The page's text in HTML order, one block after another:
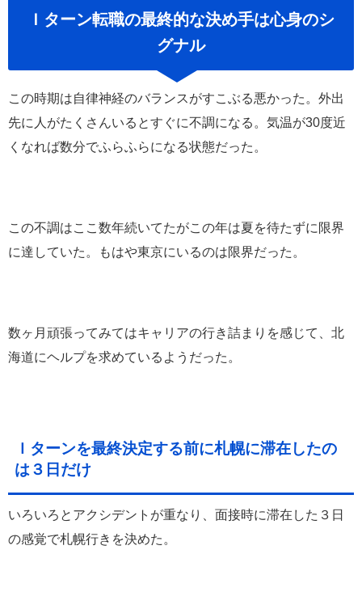
Ｉターン転職の最終的な決め手は心身のシ
グナル
この時期は自律神経のバランスがすこぶる悪かった。外出
先に人がたくさんいるとすぐに不調になる。気温が30度近
くなれば数分でふらふらになる状態だった。
この不調はここ数年続いてたがこの年は夏を待たずに限界
に達していた。もはや東京にいるのは限界だった。
数ヶ月頑張ってみてはキャリアの行き詰まりを感じて、北
海道にヘルプを求めているようだった。
Ｉターンを最終決定する前に札幌に滞在したの
は３日だけ
いろいろとアクシデントが重なり、面接時に滞在した３日
の感覚で札幌行きを決めた。